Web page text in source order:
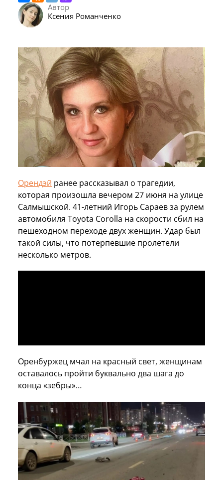
Автор
Ксения Романченко
Орендэй ранее рассказывал о трагедии,
которая произошла вечером 27 июня на улице
Салмышской. 41-летний Игорь Сараев за рулем
автомобиля Toyota Corolla на скорости сбил на
пешеходном переходе двух женщин. Удар был
такой силы, что потерпевшие пролетели
несколько метров.
Оренбуржец мчал на красный свет, женщинам
оставалось пройти буквально два шага до
конца «зебры»…